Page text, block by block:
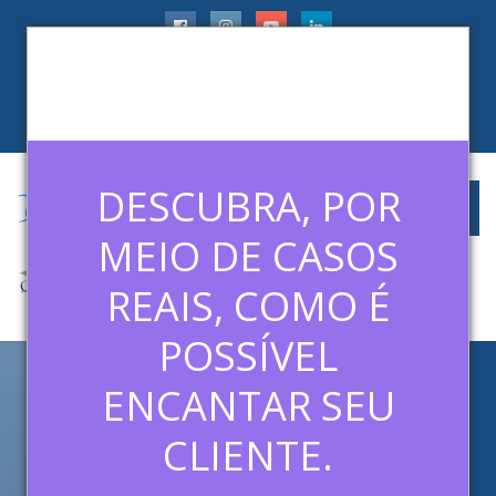
DESCUBRA, POR
MEIO DE CASOS
REAIS, COMO É
POSSÍVEL
ENCANTAR SEU
CLIENTE.
JEITO DISNEY: POR QUE
TODOS SE AGACHAM PARA